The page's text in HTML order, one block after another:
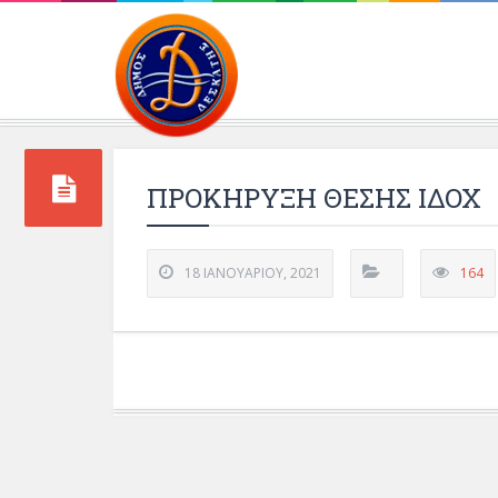
ΠΡΟΚΗΡΥΞΗ ΘΕΣΗΣ ΙΔΟΧ
18 ΙΑΝΟΥΑΡΊΟΥ, 2021 164